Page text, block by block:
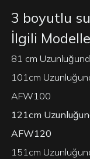
3 boyutlu su
İlgili
81 cm
101cm
AFW100
121cm
AFW120
151cm